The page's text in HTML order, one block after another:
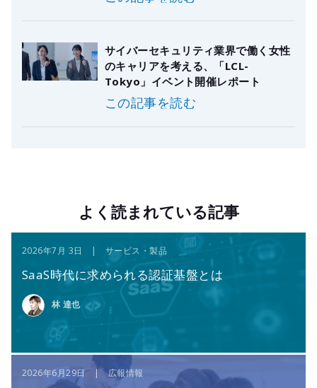
サイバーセキュリティ業界で働く女性
のキャリアを考える、「LCL-
Tokyo」イベント開催レポート
この記事を読む
よく読まれている記事
2026年7月 3日 | サービス・製品
SaaS時代に求められる認証基盤とは
林 達也
2026年6月29日 | 広報情報